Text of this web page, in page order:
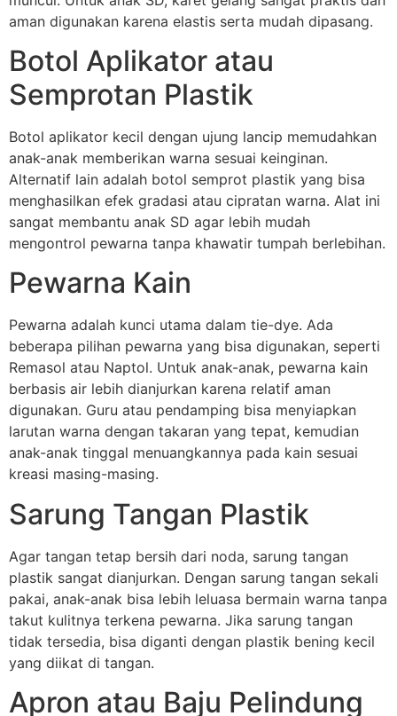
aman digunakan karena elastis serta mudah dipasang.
Botol Aplikator atau
Semprotan Plastik
Botol aplikator kecil dengan ujung lancip memudahkan
anak-anak memberikan warna sesuai keinginan.
Alternatif lain adalah botol semprot plastik yang bisa
menghasilkan efek gradasi atau cipratan warna. Alat ini
sangat membantu anak SD agar lebih mudah
mengontrol pewarna tanpa khawatir tumpah berlebihan.
Pewarna Kain
Pewarna adalah kunci utama dalam tie-dye. Ada
beberapa pilihan pewarna yang bisa digunakan, seperti
Remasol atau Naptol. Untuk anak-anak, pewarna kain
berbasis air lebih dianjurkan karena relatif aman
digunakan. Guru atau pendamping bisa menyiapkan
larutan warna dengan takaran yang tepat, kemudian
anak-anak tinggal menuangkannya pada kain sesuai
kreasi masing-masing.
Sarung Tangan Plastik
Agar tangan tetap bersih dari noda, sarung tangan
plastik sangat dianjurkan. Dengan sarung tangan sekali
pakai, anak-anak bisa lebih leluasa bermain warna tanpa
takut kulitnya terkena pewarna. Jika sarung tangan
tidak tersedia, bisa diganti dengan plastik bening kecil
yang diikat di tangan.
Apron atau Baju Pelindung